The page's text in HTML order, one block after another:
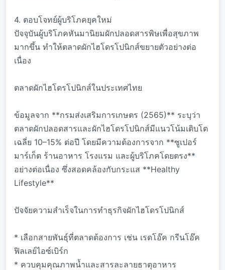
4. ตอบโจทย์ผู้บริโภคยุคใหม่
ปัจจุบันผู้บริโภคหันมานิยมผักปลอดสารพิษเพื่อสุขภาพ
มากขึ้น ทำให้ตลาดผักไฮโดรโปนิกส์ขยายตัวอย่างต่อ
เนื่อง
ตลาดผักไฮโดรโปนิกส์ในประเทศไทย
ข้อมูลจาก **กรมส่งเสริมการเกษตร (2565)** ระบุว่า
ตลาดผักปลอดสารและผักไฮโดรโปนิกส์มีแนวโน้มเติบโต
เฉลี่ย 10–15% ต่อปี โดยมีความต้องการจาก **ซูเปอร์
มาร์เก็ต ร้านอาหาร โรงแรม และผู้บริโภคโดยตรง**
อย่างต่อเนื่อง ซึ่งสอดคล้องกับกระแส **Healthy
Lifestyle**
ปัจจัยความสำเร็จในการทำธุรกิจผักไฮโดรโปนิกส์
* เลือกสายพันธุ์ที่ตลาดต้องการ เช่น เรดโอ๊ค กรีนโอ๊ค
ฟิลเลย์ไอซ์เบิร์ก
* ควบคุมคุณภาพน้ำและสารละลายธาตุอาหาร